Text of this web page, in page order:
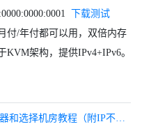
下载测试
付/年付都可以用，双倍内存
KVM架构，提供IPv4+IPv6。